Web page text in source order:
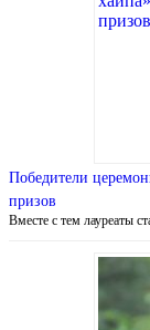
Победители
призов
Вместе с тем лауреаты